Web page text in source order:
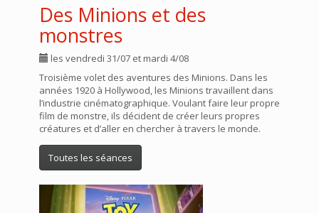
Des Minions et des
monstres
les vendredi 31/07 et mardi 4/08
Troisième volet des aventures des Minions. Dans les
années 1920 à Hollywood, les Minions travaillent dans
l’industrie cinématographique. Voulant faire leur propre
film de monstre, ils décident de créer leurs propres
créatures et d’aller en chercher à travers le monde.
Toutes les séances